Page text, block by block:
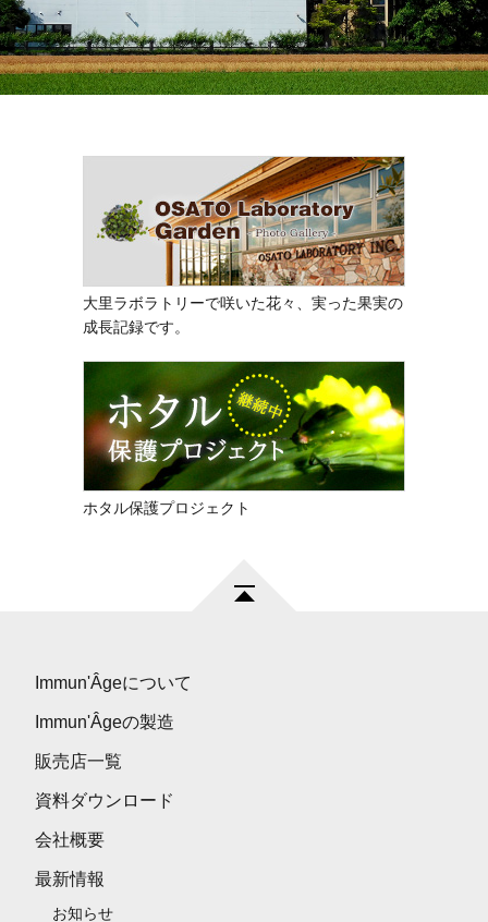
大里ラボラトリーで咲いた花々、実った果実の
成長記録です。
ホタル保護プロジェクト
Immun'Âgeについて
Immun'Âgeの製造
販売店一覧
資料ダウンロード
会社概要
最新情報
お知らせ